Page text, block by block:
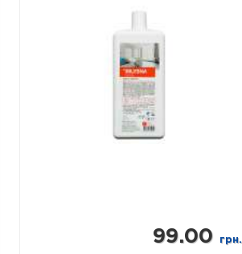
устаткування у лікувальних
установах різного профілю).
Властивості: - економічний; -…
99.00 грн.